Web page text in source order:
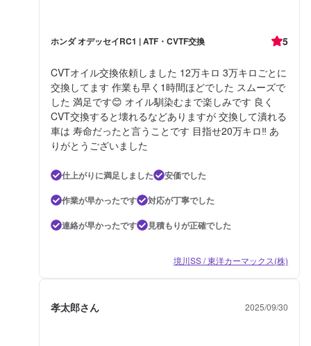
ホンダ オデッセイRC1 | ATF・CVTF交換 5
CVTオイル交換依頼しました 12万キロ 3万キロごとに
交換してます 作業も早く1時間ほどでした スムーズで
した 満足です😊 オイル馴染むまで楽しみです 良く
CVT交換すると壊れるなどありますが 交換して潰れる
車は 寿命だったと言うことです 目指せ20万キロ‼️ あ
りがとうございました
仕上がりに満足しました
安価でした
作業が早かったです
対応が丁寧でした
連絡が早かったです
見積もりが正確でした
境川SS / 東洋カーマックス(株)
孝太郎さん 2025/09/30